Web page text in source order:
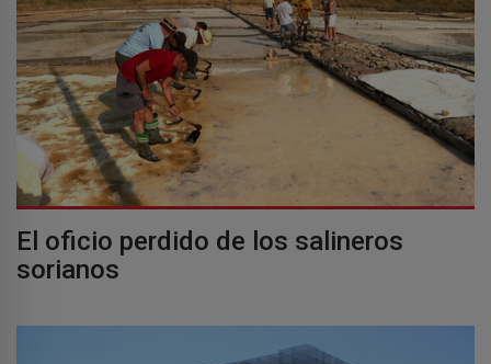
El oficio perdido de los salineros
sorianos